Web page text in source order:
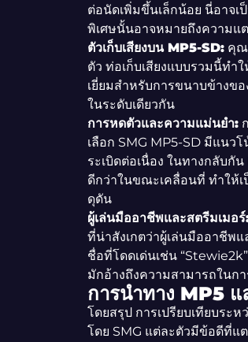
ต่อนัดเพิ่มขึ้นเล็กน้อย นี่อาจ
พิเศษนั้นอาจหมายถึงความแ
ตัวเก็บเสียงบน MP5-SD:คุณ
ตัว ท่อเก็บเสียงแบบรวมนี้ทำ
เยี่ยมสำหรับการขนาบข้างข
ในระดับเดียวกัน
การหดตัวและความแม่นยำ:
เลือก SMG MP5-SD มีแนว
ระเบิดต่อเนื่อง ในทางกลับกั
ดีกว่าในขณะเคลื่อนที่ ทำให้
ดุดัน
ผู้เล่นมืออาชีพและสตรีมเมอ
ที่น่าสังเกตว่าผู้เล่นมืออาชีพ
ชื่อที่โดดเด่นเช่น
มักอ้างถึงความสามารถในก
การนำทาง MP5
โดยสรุป การเปรียบเทียบระ
โดย SMG แต่ละตัวมีข้อดีที่แ